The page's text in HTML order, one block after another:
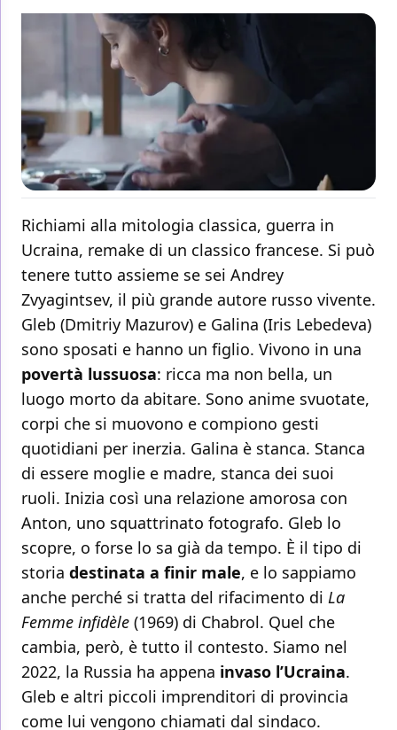
Richiami alla mitologia classica, guerra in
Ucraina, remake di un classico francese. Si può
tenere tutto assieme se sei Andrey
Zvyagintsev, il più grande autore russo vivente.
Gleb (Dmitriy Mazurov) e Galina (Iris Lebedeva)
sono sposati e hanno un figlio. Vivono in una
povertà lussuosa: ricca ma non bella, un
luogo morto da abitare. Sono anime svuotate,
corpi che si muovono e compiono gesti
quotidiani per inerzia. Galina è stanca. Stanca
di essere moglie e madre, stanca dei suoi
ruoli. Inizia così una relazione amorosa con
Anton, uno squattrinato fotografo. Gleb lo
scopre, o forse lo sa già da tempo. È il tipo di
storia destinata a finir male, e lo sappiamo
anche perché si tratta del rifacimento di La
Femme infidèle (1969) di Chabrol. Quel che
cambia, però, è tutto il contesto. Siamo nel
2022, la Russia ha appena invaso l’Ucraina.
Gleb e altri piccoli imprenditori di provincia
come lui vengono chiamati dal sindaco.